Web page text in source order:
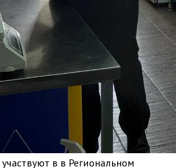
в в Региональном